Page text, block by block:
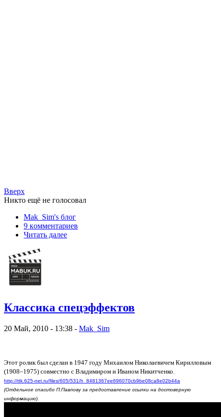
Вверх
Никто ещё не голосовал
Mak_Sim's блог
9 кoммeнтаpиев
Читать далее
Классика спецэффектов
20 Май, 2010 - 13:38 - Mak_Sim
Этот ролик был сделан в 1947 году Михаилом Николаевичем Кирилловым
(1908–1975) совместно с Владимиром и Иваном Никитченко.
http://ttk.625-net.ru/files/605/531/h_8481367ee696070cb9be08ca8e02b44a
(Отдельное спасибо П.Павлову за предоставление ссылки на достоверную
информацию).